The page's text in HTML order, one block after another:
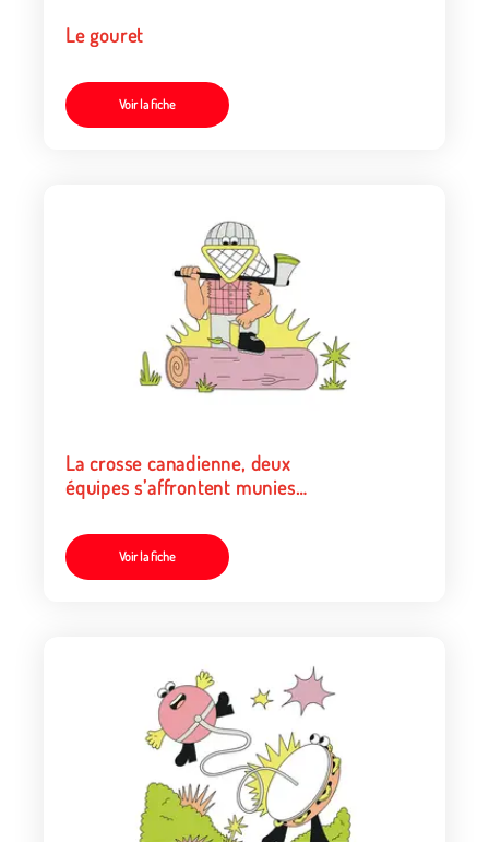
Le gouret
Voir la fiche
La crosse canadienne, deux
équipes s’affrontent munies
Voir la fiche